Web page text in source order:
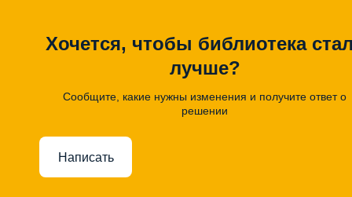
Хочется, чтобы библиотека
лучше?
Сообщите, какие нужны изменения и получите ответ о
решении
Написать